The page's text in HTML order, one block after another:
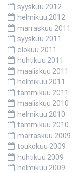
syyskuu 2012
helmikuu 2012
marraskuu 2011
syyskuu 2011
elokuu 2011
huhtikuu 2011
maaliskuu 2011
helmikuu 2011
tammikuu 2011
maaliskuu 2010
helmikuu 2010
tammikuu 2010
marraskuu 2009
toukokuu 2009
huhtikuu 2009
helmikuu 2009